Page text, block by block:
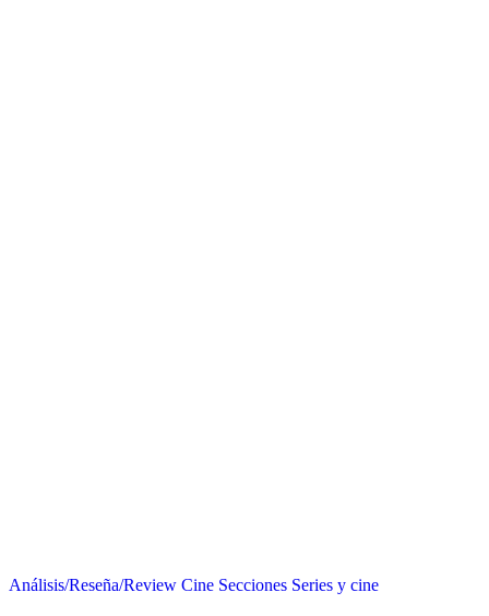
Análisis/Reseña/Review Cine Secciones Series y cine